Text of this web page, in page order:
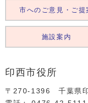
印西市役所
〒270-1396 千葉県
市へのご意見・ご提
施設案内